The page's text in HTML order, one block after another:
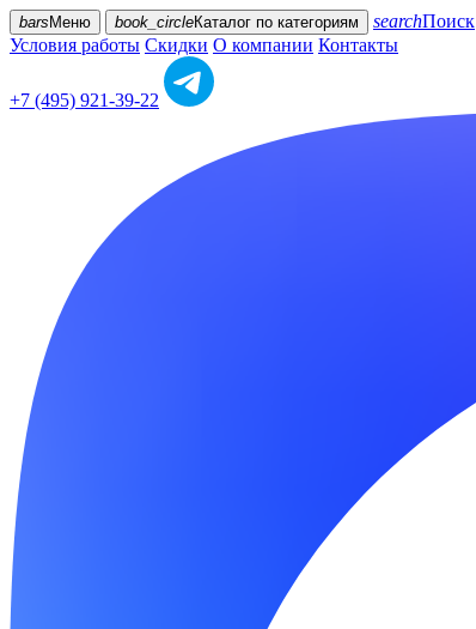
bars Меню book_circleКаталог по категориям searchПоиск
Условия работы Скидки О компании Контакты
+7 (495) 921-39-22